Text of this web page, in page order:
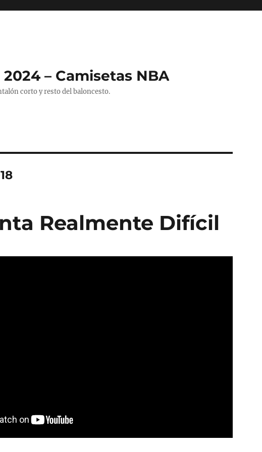
– Camisetas NBA
corto y resto del baloncesto.
Realmente Difícil